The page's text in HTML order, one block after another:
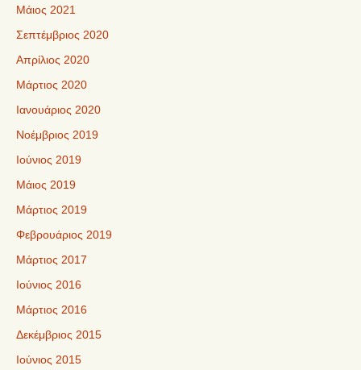
Μάιος 2021
Σεπτέμβριος 2020
Απρίλιος 2020
Μάρτιος 2020
Ιανουάριος 2020
Νοέμβριος 2019
Ιούνιος 2019
Μάιος 2019
Μάρτιος 2019
Φεβρουάριος 2019
Μάρτιος 2017
Ιούνιος 2016
Μάρτιος 2016
Δεκέμβριος 2015
Ιούνιος 2015